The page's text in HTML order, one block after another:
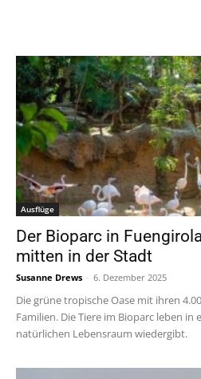
Ausflüge
Der Bioparc in
mitten in der Stadt
Susanne Drews - 6. Dezember 2025
Die grüne tropische Oase mit ihren
Familien. Die Tiere im Bioparc leben in
natürlichen Lebensraum wiedergibt.